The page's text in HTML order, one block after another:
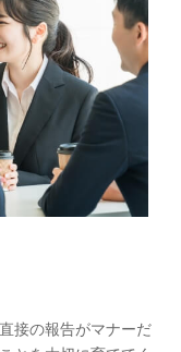
接の報告がマナーだ